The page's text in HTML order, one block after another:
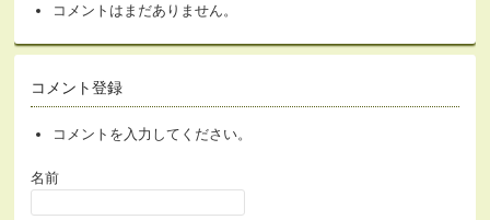
コメントはまだありません。
コメント登録
コメントを入力してください。
名前